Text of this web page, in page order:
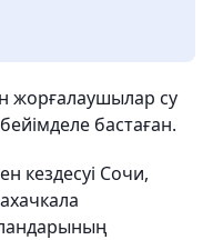
жорғалаушылар су
бастаған.
кездесуі Сочи,